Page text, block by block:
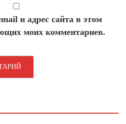
и адрес сайта в этом
моих комментариев.